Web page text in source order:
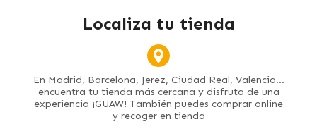
Localiza tu tienda
En Madrid, Barcelona, Jerez, Ciudad Real, Valencia...
encuentra tu tienda más cercana y disfruta de una
experiencia ¡GUAW! También puedes comprar online
y recoger en tienda